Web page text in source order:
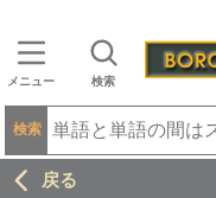
メニュー 検索
検索
戻る